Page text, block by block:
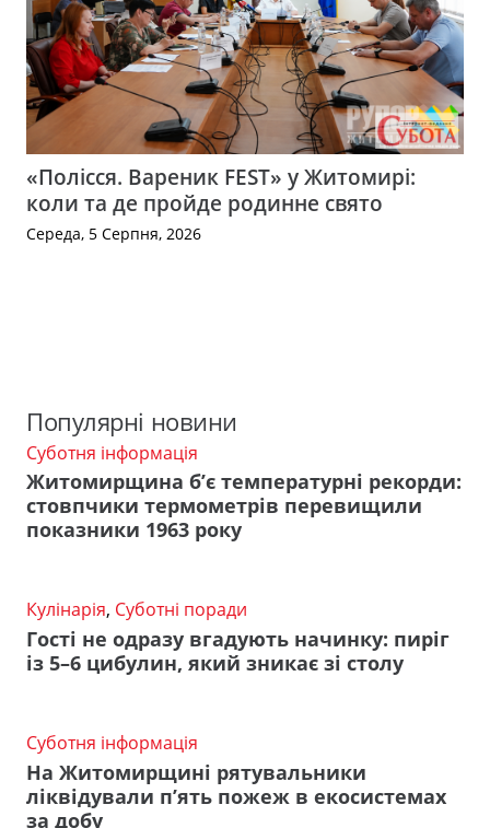
«Полісся. Вареник FEST» у Житомирі:
коли та де пройде родинне свято
Середа, 5 Серпня, 2026
Популярні новини
Суботня інформація
Житомирщина б’є температурні рекорди:
стовпчики термометрів перевищили
показники 1963 року
Кулінарія, Суботні поради
Гості не одразу вгадують начинку: пиріг
із 5–6 цибулин, який зникає зі столу
Суботня інформація
На Житомирщині рятувальники
ліквідували п’ять пожеж в екосистемах
за добу